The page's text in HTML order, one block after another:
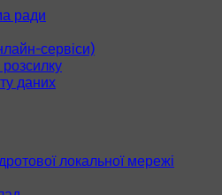
ради
сервіси)
даних
локальної мережі